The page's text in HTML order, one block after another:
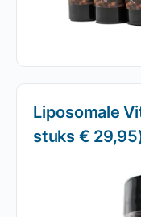
Liposomale
stuks €